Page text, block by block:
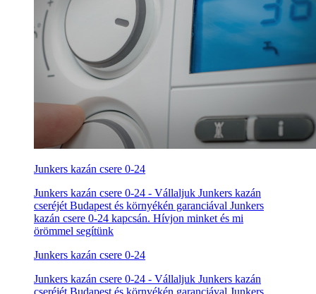
Junkers kazán csere 0-24
Junkers kazán csere 0-24 - Vállaljuk Junkers kazán
cseréjét Budapest és környékén garanciával Junkers
kazán csere 0-24 kapcsán. Hívjon minket és mi
örömmel segítünk
Junkers kazán csere 0-24
Junkers kazán csere 0-24 - Vállaljuk Junkers kazán